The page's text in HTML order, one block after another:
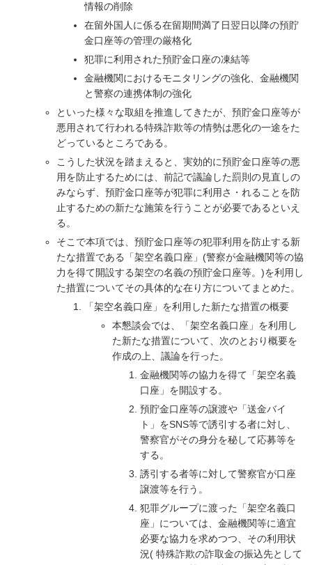
情報の削除
在留外国人に係る在留期間満了日翌日以降の預貯
金口座等の管理の厳格化
犯罪に利用された預貯金口座の凍結等
金融機関におけるモニタリングの強化、金融機関
と警察の連携体制の強化
といった様々な取組を推進してきたが、預貯金口座等が
悪用されて行われる特殊詐欺等の情勢は悪化の一途をた
どっているところである。
こうした状況を踏まえると、実効的に預貯金口座等の悪
用を防止するためには、前記で議論した罰則の見直しの
みならず、預貯金口座等が犯罪に利用さ・れることを防
止するための新たな施策を行うことが必要であるといえ
る。
そこで本項では、預貯金口座等の犯罪利用を防止する新
たな措置である「架空名義口座」(警察が金融機関等の協
力を得て開設する架空の名義の預貯金口座等。)を利用し
た措置についてその具体的な在り方についてまとめた。
「架空名義口座」を利用した新たな措置の概要
本懇談会では、「架空名義口座」を利用し
た新たな措置について、次のとおり概要を
作成の上、議論を行った。
金融機関等の協力を得て「架空名義
口座」を開設する。
預貯金口座等の譲渡や「送金バイ
ト」をSNS等で誘引する者に対し、
警察官がその身分を秘して応募等を
する。
誘引する者等に対して警察官が口座
譲渡等を行う。
犯罪グループに渡った「架空名義口
座」については、金融機関等に適宜
必要な協力を求めつつ、その利用状
況( 特殊詐欺の詐取金の振込先として